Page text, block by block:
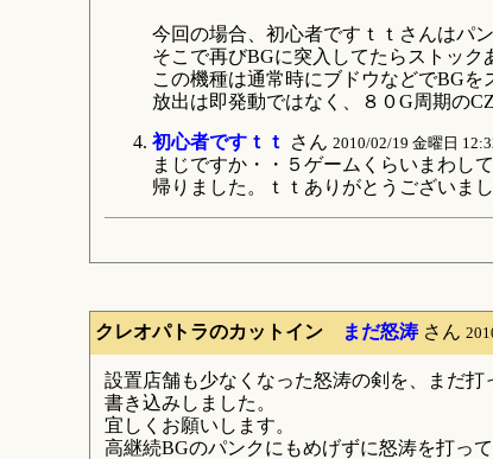
今回の場合、初心者ですｔｔさんはパ
そこで再びBGに突入してたらストック
この機種は通常時にブドウなどでBGを
放出は即発動ではなく、８０G周期の
初心者ですｔｔ さん 2010/02/19 金曜日
まじですか・・５ゲームくらいまわし
帰りました。ｔｔありがとうございまし
クレオパトラのカットイン まだ怒涛さん
設置店舗も少なくなった怒涛の剣を、まだ打
書き込みしました。
宜しくお願いします。
高継続BGのパンクにもめげずに怒涛を打っ